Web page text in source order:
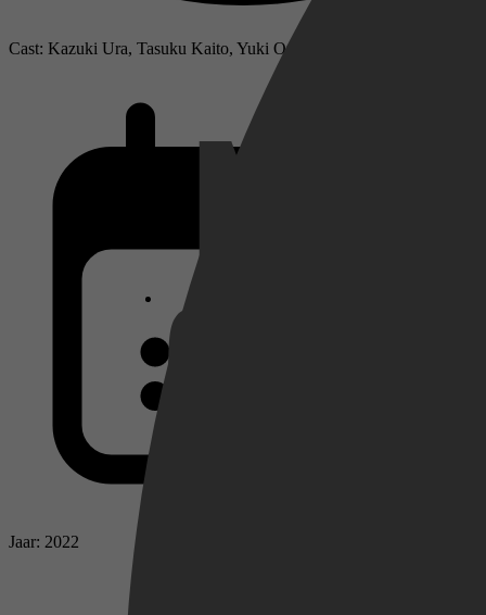
Cast: Kazuki Ura, Tasuku Kaito, Yuki Ono
Jaar: 2022